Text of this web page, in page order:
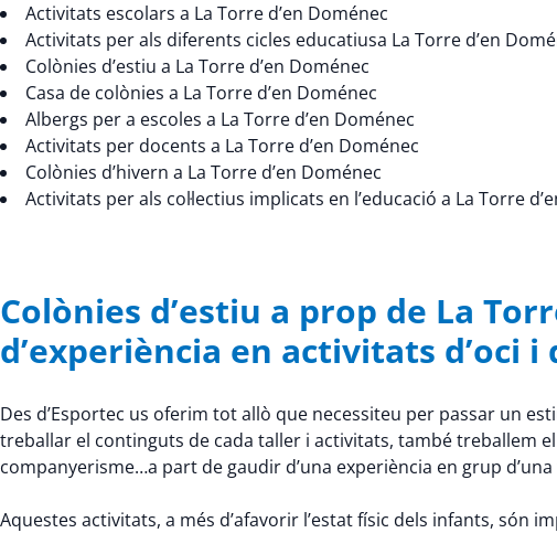
Activitats escolars a La Torre d’en Doménec
Activitats per als diferents cicles educatiusa La Torre d’en
Colònies d’estiu a La Torre d’en Doménec
Casa de colònies a La Torre d’en Doménec
Albergs per a escoles a La Torre d’en Doménec
Activitats per docents a La Torre d’en Doménec
Colònies d’hivern a La Torre d’en Doménec
Activitats per als col·lectius implicats en l’educació a La Torre
Colònies d’estiu a prop de La
d’experiència en activitats d’oci i
Des d’Esportec us oferim tot allò que necessiteu per passar un
treballar el continguts de cada taller i activitats, també treballem
companyerisme…a part de gaudir d’una experiència en grup
Aquestes activitats, a més d’afavorir l’estat físic dels infants, són